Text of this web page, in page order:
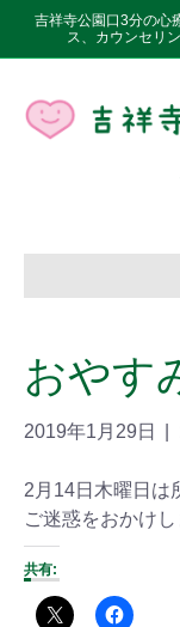
吉祥寺公園口3分の心
ス、カウンセリ
おやす
2019年1月29日
2月14日木曜日は
ご迷惑をおかけ
共有: